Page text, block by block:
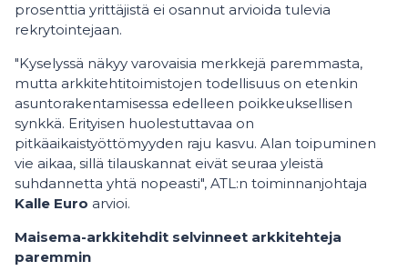
prosenttia yrittäjistä ei osannut arvioida tulevia
rekrytointejaan.
"Kyselyssä näkyy varovaisia merkkejä paremmasta,
mutta arkkitehtitoimistojen todellisuus on etenkin
asuntorakentamisessa edelleen poikkeuksellisen
synkkä. Erityisen huolestuttavaa on
pitkäaikaistyöttömyyden raju kasvu. Alan toipuminen
vie aikaa, sillä tilauskannat eivät seuraa yleistä
suhdannetta yhtä nopeasti", ATL:n toiminnanjohtaja
Kalle Euro arvioi.
Maisema-arkkitehdit selvinneet arkkitehteja
paremmin